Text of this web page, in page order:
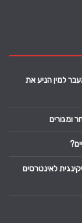
למין הניע את
ומגורים
לאינטרסים